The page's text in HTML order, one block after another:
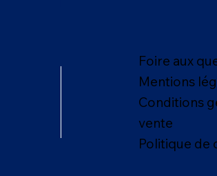
Foire aux
Mentions
Conditions
vente
Politique de